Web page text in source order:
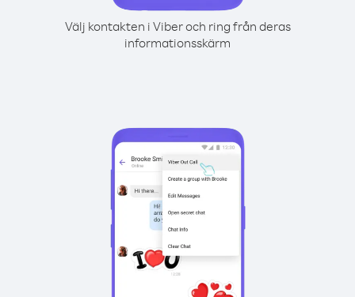
Välj kontakten i Viber och ring från deras
informationsskärm